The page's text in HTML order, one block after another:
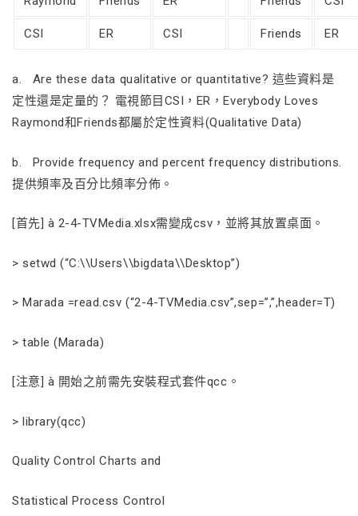
CSI ER CSI Friends ER
a. Are these data qualitative or quantitative? 這些資料是
定性還是定量的？ 電視節目CSI，ER，Everybody Loves
Raymond和Friends都屬於定性資料(Qualitative Data)
b. Provide frequency and percent frequency distributions.
提供頻率及百分比頻率分佈。
[首先] à 2-4-TVMedia.xlsx需變成csv，並將其放置桌面。
> setwd (“C:\\Users\\bigdata\\Desktop”)
> Marada =read.csv (“2-4-TVMedia.csv”,sep=”,”,header=T)
> table (Marada)
[注意] à 開始之前需先安裝程式套件qcc。
> library(qcc)
Quality Control Charts and
Statistical Process Control